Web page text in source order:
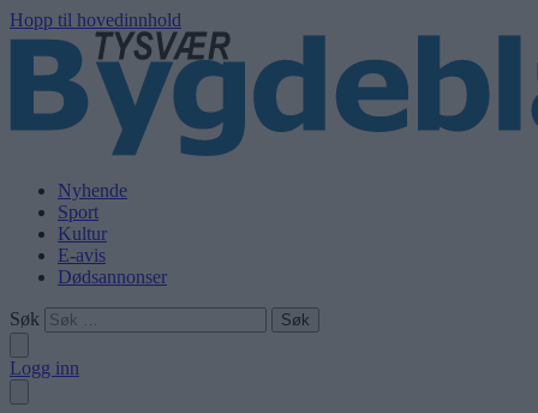
Hopp til hovedinnhold
Nyhende
Sport
Kultur
E-avis
Dødsannonser
Søk
Logg inn